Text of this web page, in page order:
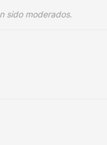
sido moderados.